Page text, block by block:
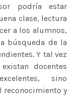
podría estar
clase, lectura
a los alumnos,
búsqueda de la
Y tal vez
docentes
sino
reconocimiento y